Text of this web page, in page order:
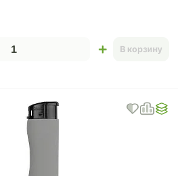
В корзину